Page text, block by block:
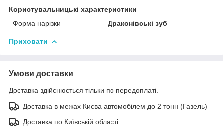
Користувальницькі характеристики
Форма нарізки
Драконівські зуб
Приховати
Умови доставки
Доставка здійснюється тільки по передоплаті.
Доставка в межах Києва автомобілем до 2 тонн (Газель)
Доставка по Київській області